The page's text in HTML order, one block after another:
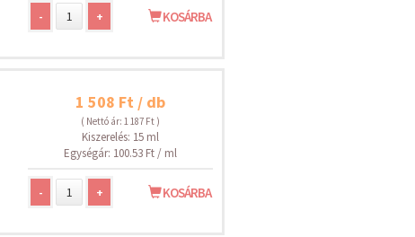
- + KOSÁRBA
1 508 Ft / db
( Nettó ár: 1 187 Ft )
Kiszerelés: 15 ml
Egységár: 100.53 Ft / ml
- + KOSÁRBA